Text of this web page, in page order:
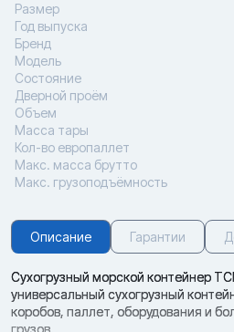
Размер
Год выпуска
Бренд
Модель
Состояние
Дверной проём
Объем
Масса тары
Кол-во европаллет
Макс. масса брутто
Макс. грузоподъёмность
Описание Гарантии
Сухогрузный морской контейнер
универсальный сухогрузный
коробов, паллет, оборудования и
грузов.